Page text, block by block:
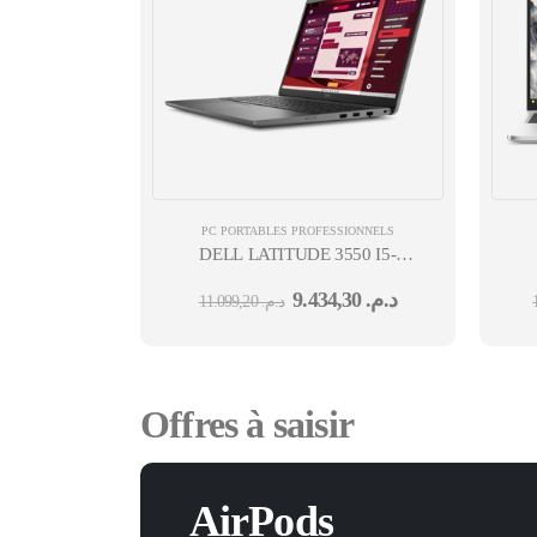
PC PORTABLES PROFESSIONNELS
DELL LATITUDE 3550 I5-
د.م.11.099,20 د.م. 9.434,30
Offres à saisir
AirPods